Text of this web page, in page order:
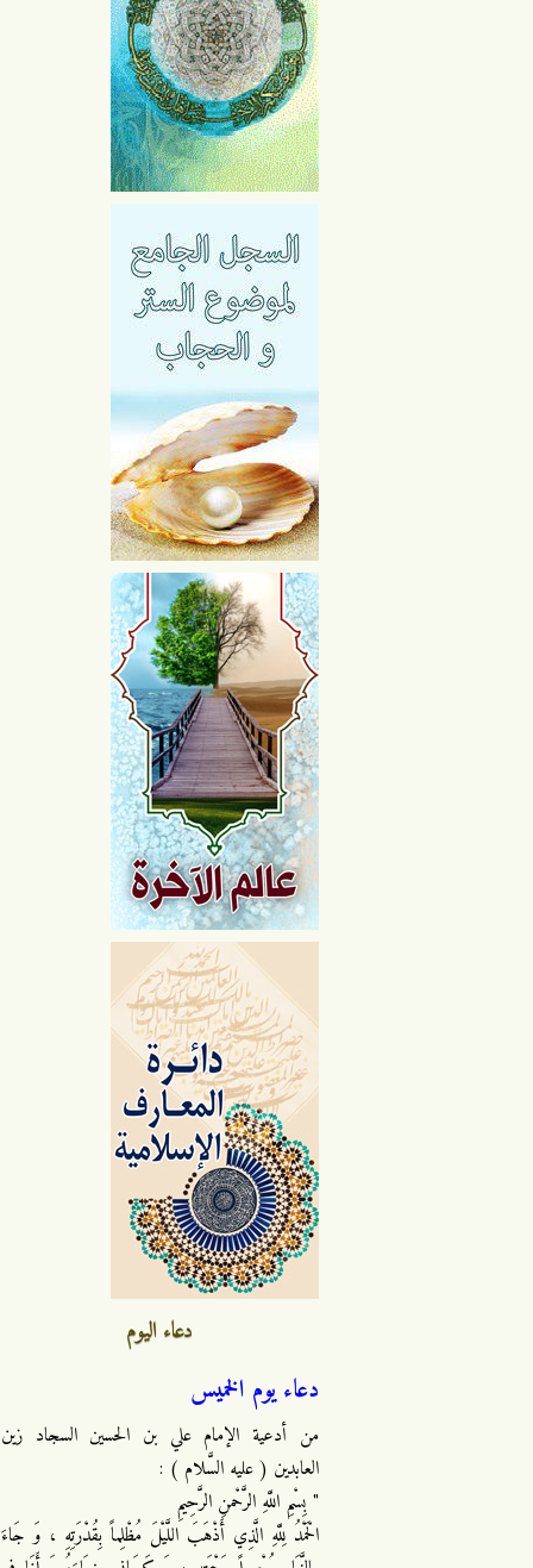
دعاء اليوم
دعاء يوم الخميس
من أدعية الإمام علي بن الحسين السجاد زين
العابدين ( عليه السَّلام ) :
" بِسْمِ اللَّهِ الرَّحْمنِ الرَّحِيمِ
الْحَمْدُ لِلَّهِ الَّذِي أَذْهَبَ اللَّيْلَ مُظْلِماً بِقُدْرَتِهِ ، وَ جَاءَ